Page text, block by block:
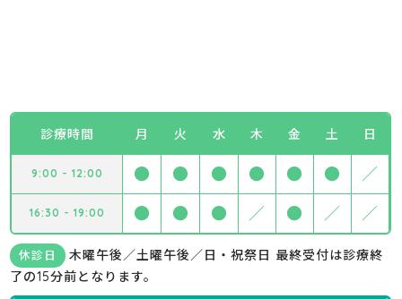
診療時間 月 火 水 木 金 土 日
9:00 - 12:00 ● ● ● ● ● ● ／
16:30 - 19:00 ● ● ● ／ ● ／ ／
休診日
木曜午後／土曜午後／日・祝祭日 最終受付は診療終
了の15分前となります。